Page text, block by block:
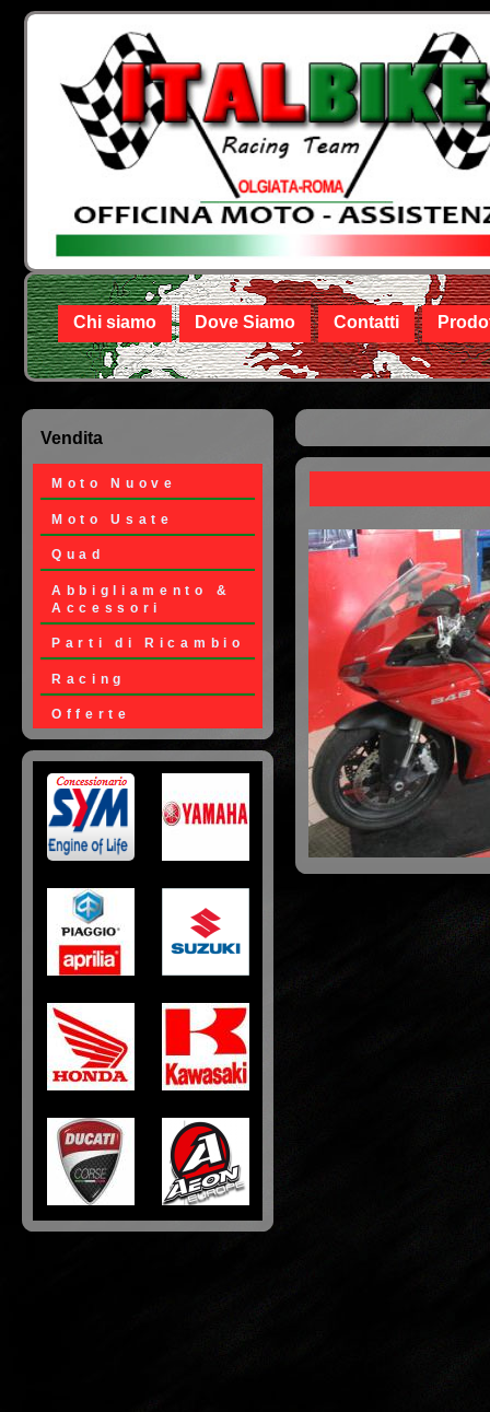
Chi siamo Dove Siamo Contatti
Vendita
Moto Nuove
Moto Usate
Quad
Abbigliamento &
Accessori
Parti di Ricambio
Racing
Offerte
Loghi Moto
Tu sei qui